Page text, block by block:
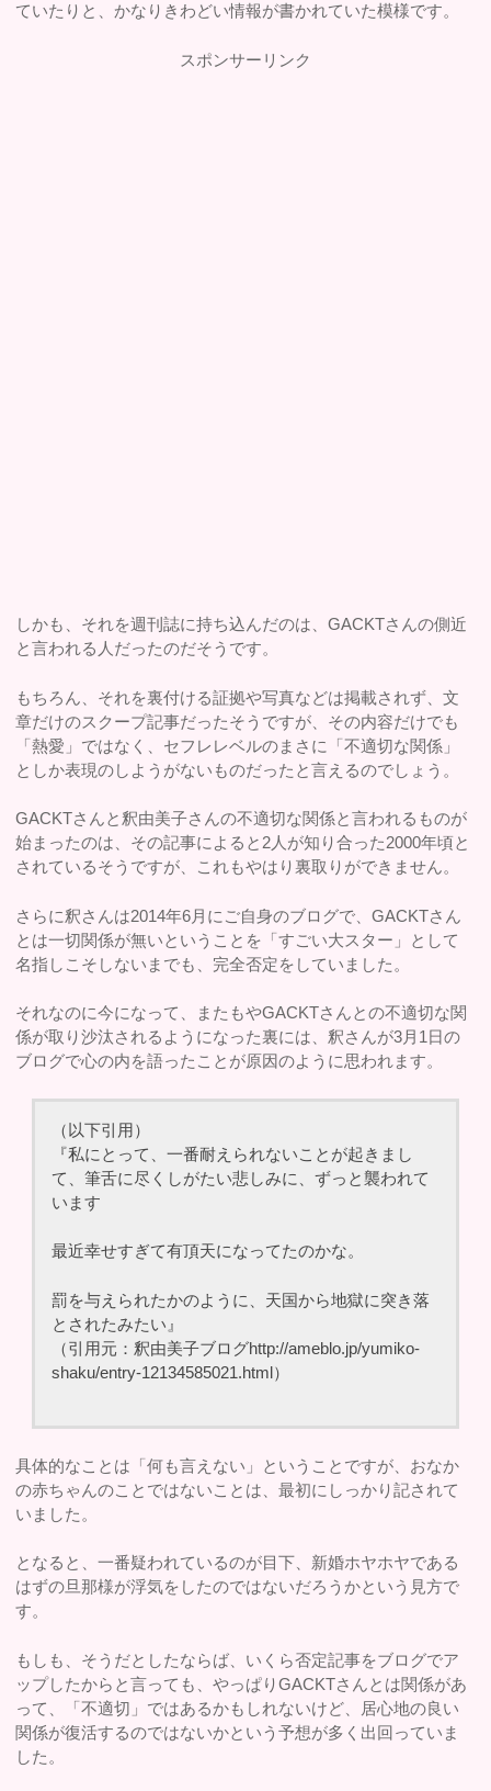
ていたりと、かなりきわどい情報が書かれていた模様です。
スポンサーリンク
しかも、それを週刊誌に持ち込んだのは、GACKTさんの側近
と言われる人だったのだそうです。
もちろん、それを裏付ける証拠や写真などは掲載されず、文
章だけのスクープ記事だったそうですが、その内容だけでも
「熱愛」ではなく、セフレレベルのまさに「不適切な関係」
としか表現のしようがないものだったと言えるのでしょう。
GACKTさんと釈由美子さんの不適切な関係と言われるものが
始まったのは、その記事によると2人が知り合った2000年頃と
されているそうですが、これもやはり裏取りができません。
さらに釈さんは2014年6月にご自身のブログで、GACKTさん
とは一切関係が無いということを「すごい大スター」として
名指しこそしないまでも、完全否定をしていました。
それなのに今になって、またもやGACKTさんとの不適切な関
係が取り沙汰されるようになった裏には、釈さんが3月1日の
ブログで心の内を語ったことが原因のように思われます。
（以下引用）
『私にとって、一番耐えられないことが起きまし
て、筆舌に尽くしがたい悲しみに、ずっと襲われて
います
最近幸せすぎて有頂天になってたのかな。
罰を与えられたかのように、天国から地獄に突き落
とされたみたい』
（引用元：釈由美子ブログhttp://ameblo.jp/yumiko-
shaku/entry-12134585021.html）
具体的なことは「何も言えない」ということですが、おなか
の赤ちゃんのことではないことは、最初にしっかり記されて
いました。
となると、一番疑われているのが目下、新婚ホヤホヤである
はずの旦那様が浮気をしたのではないだろうかという見方で
す。
もしも、そうだとしたならば、いくら否定記事をブログでア
ップしたからと言っても、やっぱりGACKTさんとは関係があ
って、「不適切」ではあるかもしれないけど、居心地の良い
関係が復活するのではないかという予想が多く出回っていま
した。